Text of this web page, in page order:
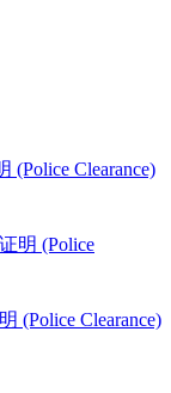
(Police Clearance)
明 (Police
(Police Clearance)